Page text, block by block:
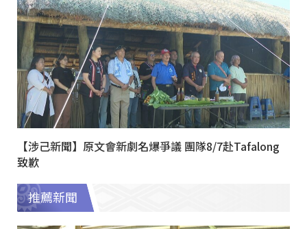
【涉己新聞】原文會新劇名爆爭議 團隊8/7赴Tafalong
致歉
推薦新聞